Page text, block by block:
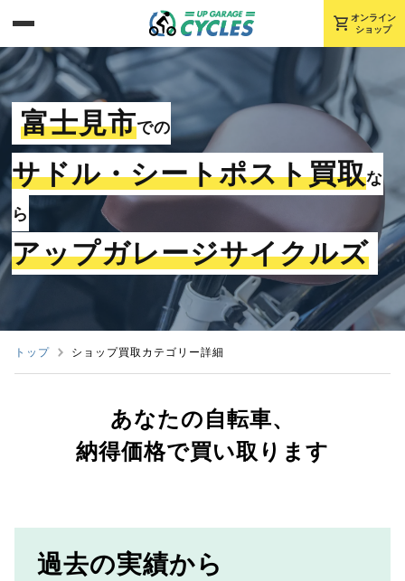
shopping_cart オンライン
ショップ
富士見市での
サドル・シートポスト買取な
ら
アップガレージサイクルズ
トップ ショップ買取カテゴリー詳細
あなたの自転車、
納得価格で買い取ります
過去の実績から